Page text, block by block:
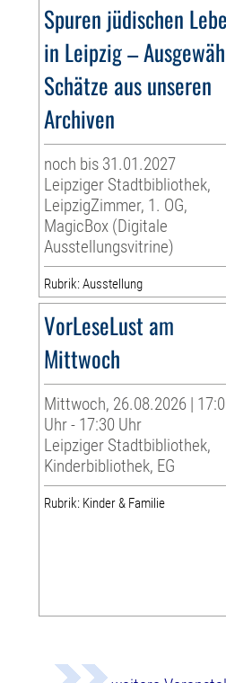
Spuren jüdischen
in Leipzig –
Schätze aus unseren
Archiven
noch bis 31.01.2027
Leipziger Stadtbibliothek,
LeipzigZimmer, 1. OG,
MagicBox (Digitale
Ausstellungsvitrine)
Rubrik: Ausstellung
VorLeseLust am
Mittwoch
Mittwoch, 26.08.2026 |
Uhr - 17:30 Uhr
Leipziger Stadtbibliothek,
Kinderbibliothek, EG
Rubrik: Kinder & Familie